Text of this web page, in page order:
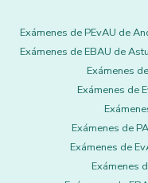
Exámenes de PEvAU de
Exámenes de EBAU de
Exámenes
Exámenes de
Exámenes de
Exámenes de
Exámenes